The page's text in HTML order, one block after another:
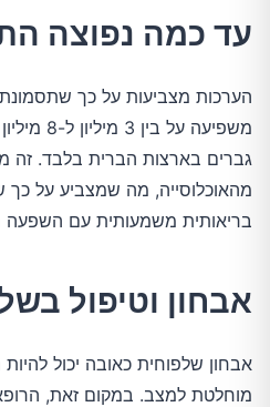
עד כמה נפוצה
הערכות מצביעות על כך
מהאוכלוסייה, מה שמצביע על
בריאותית משמעותית עם השפעה
אבחון וטיפול
אבחון שלפוחית כאובה יכול להיות
מוחלטת למצב. במקום זאת,